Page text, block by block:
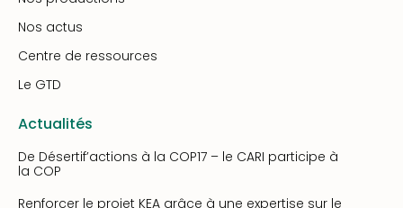
Nos actus
Centre de ressources
Le GTD
Actualités
De Désertif’actions à la COP17 – le CARI participe à
la COP
Renforcer le projet KEA grâce à une expertise sur le